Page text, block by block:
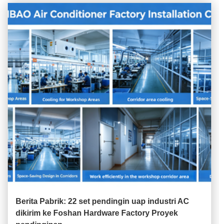
Berita Pabrik: 22 set pendingin uap industri AC
dikirim ke Foshan Hardware Factory Proyek